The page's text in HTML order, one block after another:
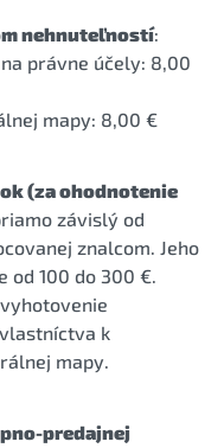
nehnuteľností:
právne účely: 8,00
mapy: 8,00 €
(za ohodnotenie
závislý od
znalcom. Jeho
od 100 do 300 €.
k
mapy.
predajnej